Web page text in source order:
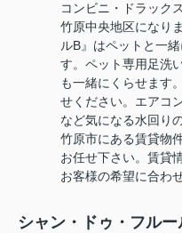
コンビニ・ドラック
竹原中央地区になり
ルB』はペットと一
す。ペット専用足洗
も一緒にくらせます
せください。エアコ
など気になる水回り
竹原市にある賃貸物
お任せ下さい。賃貸
お客様の希望に合わ
シャン・ドゥ・フル